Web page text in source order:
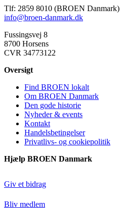
BROEN Frederikssund
BROEN Greve
BROEN Guldborgsund
Guldborgsund
BROEN Haderslev
Haderslev
BROEN Halsnæs
Halsnæs
BROEN Hedensted
Tlf: 2859 8010 (BROEN Danmark)
info@broen-danmark.dk
Fussingsvej 8
8700 Horsens
CVR 34773122
Oversigt
Find BROEN lokalt
Om BROEN Danmark
Den gode historie
Nyheder & events
Kontakt
Handelsbetingelser
Privatlivs- og cookiepolitik
Hjælp BROEN Danmark
Giv et bidrag
Bliv medlem